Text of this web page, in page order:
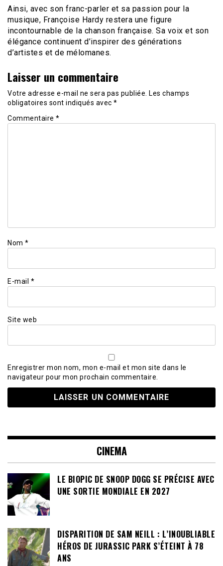
Ainsi, avec son franc-parler et sa passion pour la
musique, Françoise Hardy restera une figure
incontournable de la chanson française. Sa voix et son
élégance continuent d’inspirer des générations
d’artistes et de mélomanes.
Laisser un commentaire
Votre adresse e-mail ne sera pas publiée. Les champs
obligatoires sont indiqués avec *
Commentaire *
Nom *
E-mail *
Site web
Enregistrer mon nom, mon e-mail et mon site dans le
navigateur pour mon prochain commentaire.
CINEMA
LE BIOPIC DE SNOOP DOGG SE PRÉCISE AVEC
UNE SORTIE MONDIALE EN 2027
DISPARITION DE SAM NEILL : L’INOUBLIABLE
HÉROS DE JURASSIC PARK S’ÉTEINT À 78
ANS